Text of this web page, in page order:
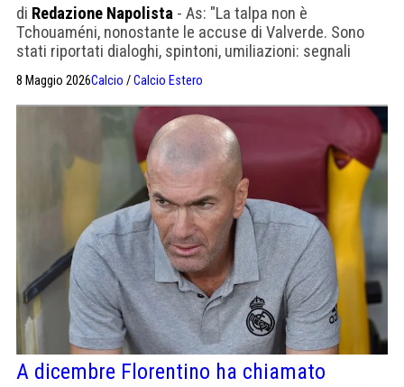
di Redazione Napolista - As: "La talpa non è
Tchouaméni, nonostante le accuse di Valverde. Sono
stati riportati dialoghi, spintoni, umiliazioni: segnali
evidenti di uno spogliatoio in piena decomposizione."
8 Maggio 2026Calcio /Calcio Estero
A dicembre Florentino ha chiamato